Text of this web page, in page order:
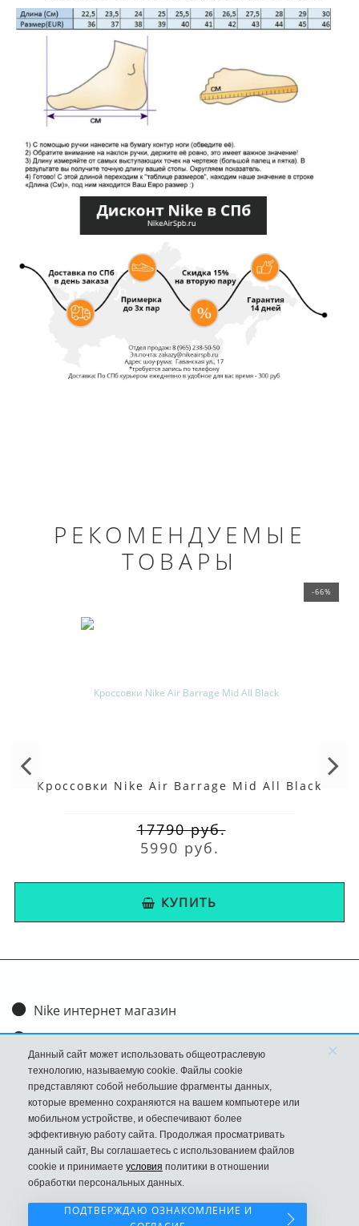
РЕКОМЕНДУЕМЫЕ
ТОВАРЫ
-66%
Кроссовки Nike Air Barrage Mid All Black
17790 руб.
5990 руб.
КУПИТЬ
Nike интернет магазин
Доставка и оплата
Обмен и возврат
Размеры
FAQ
Новости
Политика Конфиденциальности
Данный сайт может использовать общеотраслевую
технологию, называемую cookie. Файлы cookie
представляют собой небольшие фрагменты данных,
которые временно сохраняются на вашем компьютере или
мобильном устройстве, и обеспечивают более
эффективную работу сайта. Продолжая просматривать
данный сайт, Вы соглашаетесь с использованием файлов
cookie и принимаете условия политики в отношении
обработки персональных данных.
×
ПОДТВЕРЖДАЮ ОЗНАКОМЛЕНИЕ И